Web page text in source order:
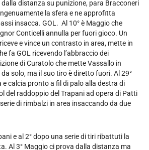
distanza su punizione, para Bracconeri
la sfera e ne approfitta
insacca. GOL. Al 10° è Maggio che
Conticelli annulla per fuori gioco. Un
e vince un contrasto in area, mette in
fa GOL ricevendo l’abbraccio dei
di Curatolo che mette Vassallo in
solo, ma il suo tiro è diretto fuori. Al 29°
e calcia pronto a fil di palo alla destra di
del raddoppio del Trapani ad opera di Patti
di rimbalzi in area insaccando da due
e al 2° dopo una serie di tiri ribattuti la
Al 3° Maggio ci prova dalla distanza ma